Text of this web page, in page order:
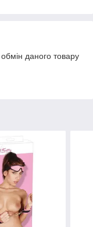
даного товару